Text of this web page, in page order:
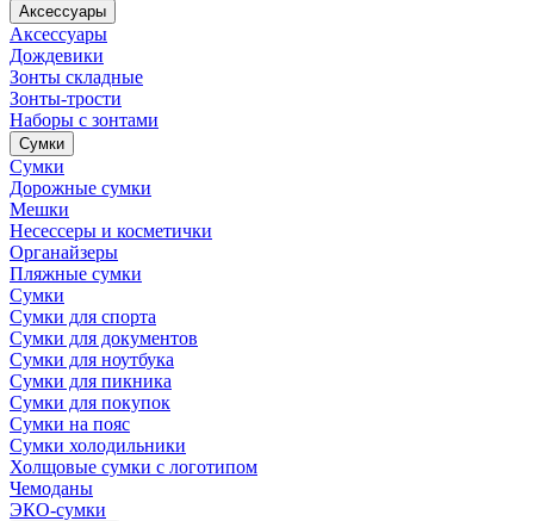
Аксессуары
Аксессуары
Дождевики
Зонты складные
Зонты-трости
Наборы с зонтами
Сумки
Сумки
Дорожные сумки
Мешки
Несессеры и косметички
Органайзеры
Пляжные сумки
Сумки
Сумки для спорта
Сумки для документов
Сумки для ноутбука
Сумки для пикника
Сумки для покупок
Сумки на пояс
Сумки холодильники
Холщовые сумки с логотипом
Чемоданы
ЭКО-сумки